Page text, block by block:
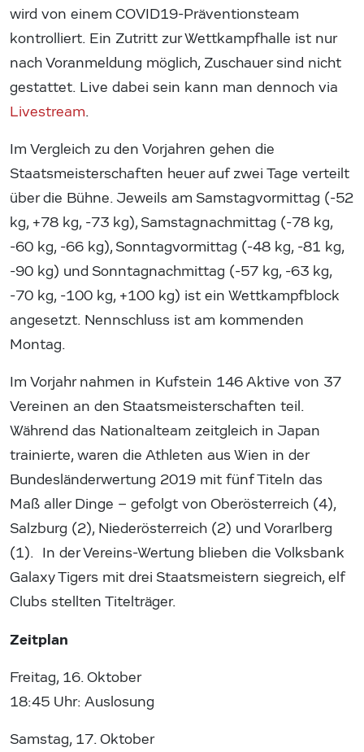
wird von einem COVID19-Präventionsteam
kontrolliert. Ein Zutritt zur Wettkampfhalle ist nur
nach Voranmeldung möglich, Zuschauer sind nicht
gestattet. Live dabei sein kann man dennoch via
Livestream.
Im Vergleich zu den Vorjahren gehen die
Staatsmeisterschaften heuer auf zwei Tage verteilt
über die Bühne. Jeweils am Samstagvormittag (-52
kg, +78 kg, -73 kg), Samstagnachmittag (-78 kg,
-60 kg, -66 kg), Sonntagvormittag (-48 kg, -81 kg,
-90 kg) und Sonntagnachmittag (-57 kg, -63 kg,
-70 kg, -100 kg, +100 kg) ist ein Wettkampfblock
angesetzt. Nennschluss ist am kommenden
Montag.
Im Vorjahr nahmen in Kufstein 146 Aktive von 37
Vereinen an den Staatsmeisterschaften teil.
Während das Nationalteam zeitgleich in Japan
trainierte, waren die Athleten aus Wien in der
Bundesländerwertung 2019 mit fünf Titeln das
Maß aller Dinge – gefolgt von Oberösterreich (4),
Salzburg (2), Niederösterreich (2) und Vorarlberg
(1). In der Vereins-Wertung blieben die Volksbank
Galaxy Tigers mit drei Staatsmeistern siegreich, elf
Clubs stellten Titelträger.
Zeitplan
Freitag, 16. Oktober
18:45 Uhr: Auslosung
Samstag, 17. Oktober